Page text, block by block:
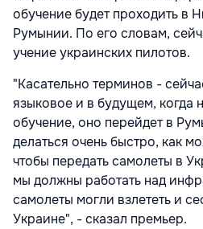
обучение будет проходить в
Румынии. По его словам,
учение украинских пилотов.
"Касательно терминов -
языковое и в будущем, когда
обучение, оно перейдет в
делаться очень быстро, как
чтобы передать самолеты в
мы должны работать над
самолеты могли взлететь и
Украине", - сказал премьер.